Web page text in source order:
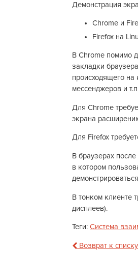
Демонстрация
Chrome и
Firefox на
В Chrome помимо
закладки
происходящего
мессенджеров и
Для Chrome
экрана
Для Firefox
В браузерах
в котором
В тонком клиенте
дисплеев).
Теги: Система
Возврат к списку